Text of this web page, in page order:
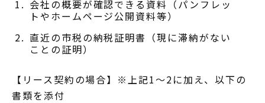
会社の概要が確認できる資料（パンフレッ
トやホームページ公開資料等）
直近の市税の納税証明書（現に滞納がない
ことの証明）
【リース契約の場合】※上記1～2に加え、以下の
書類を添付